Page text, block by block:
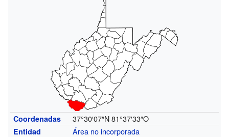
Coordenadas 37°30′07″N 81°37′33″O
Entidad
Área no incorporada